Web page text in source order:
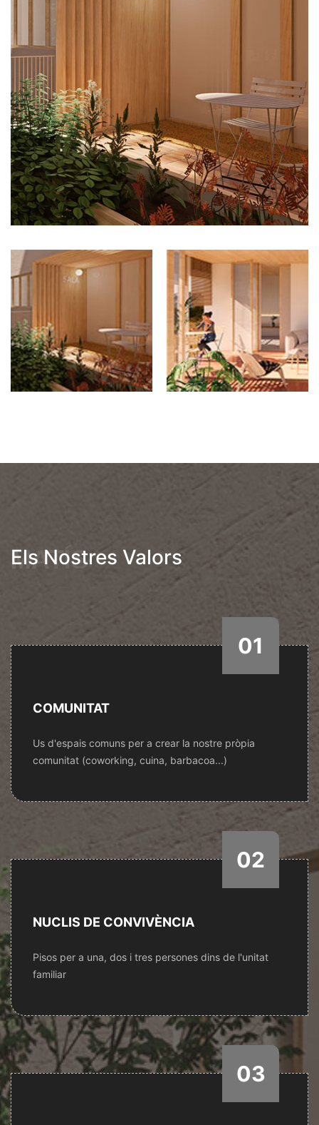
MATÍS
Els Nostres Valors
01
COMUNITAT
Us d'espais comuns per a crear la nostre pròpia
comunitat (coworking, cuina, barbacoa...)
02
NUCLIS DE CONVIVÈNCIA
Pisos per a una, dos i tres persones dins de l'unitat
familiar
03